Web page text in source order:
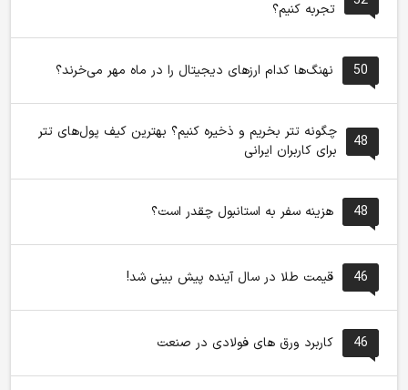
تجربه کنیم؟
50 نهنگ‌ها کدام ارزهای دیجیتال را در ماه مهر می‌خرند؟
48
چگونه تتر بخریم و ذخیره کنیم؟ بهترین کیف پول‌های تتر
برای کاربران ایرانی
48 هزینه سفر به استانبول چقدر است؟
46 قیمت طلا در سال آینده پیش بینی شد!
46 کاربرد ورق های فولادی در صنعت